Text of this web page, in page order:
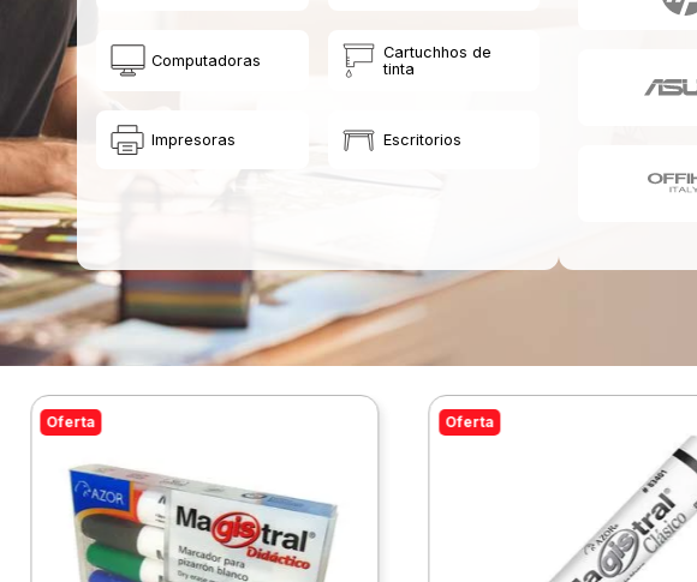
Computadoras
Cartuchhos de
tinta
Impresoras Escritorios
Oferta Oferta